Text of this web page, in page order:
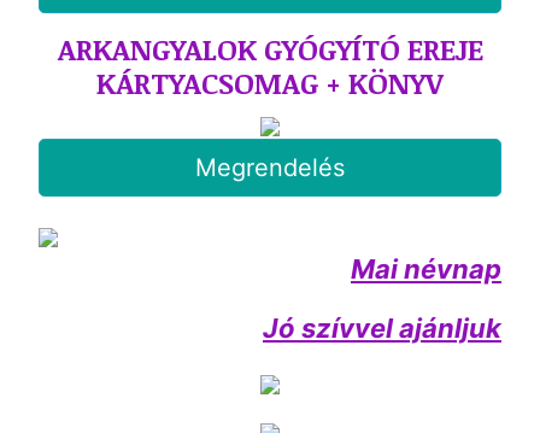
ARKANGYALOK GYÓGYÍTÓ EREJE
KÁRTYACSOMAG + KÖNYV
Megrendelés
Mai névnap
Jó szívvel ajánljuk